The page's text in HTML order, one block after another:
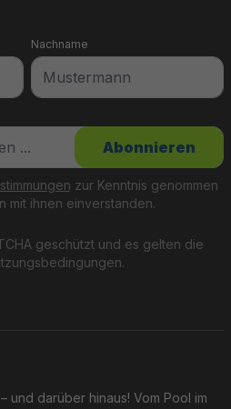
Nachname
geschützt und es gelten die
.
zur Kenntnis genommen
mit ihnen einverstanden.
Abonnieren
und darüber hinaus! Vom Pool im